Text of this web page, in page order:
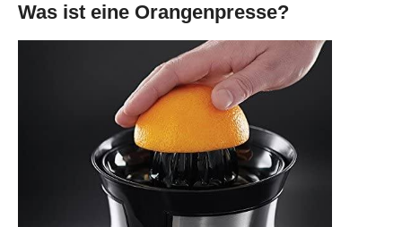
Was ist eine Orangenpresse?